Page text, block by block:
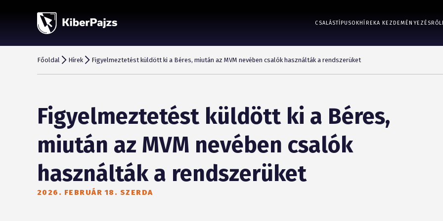
CSALÁSTÍPUSOK HÍREKA KEZDEMÉNYEZÉSRŐL
Főoldal Hírek Figyelmeztetést küldött ki a Béres, miután az MVM nevében csalók használták a rendszerüket
Figyelmeztetést küldött ki a Béres,
miután az MVM nevében csalók
használták a rendszerüket
2026. FEBRUÁR 18. SZERDA